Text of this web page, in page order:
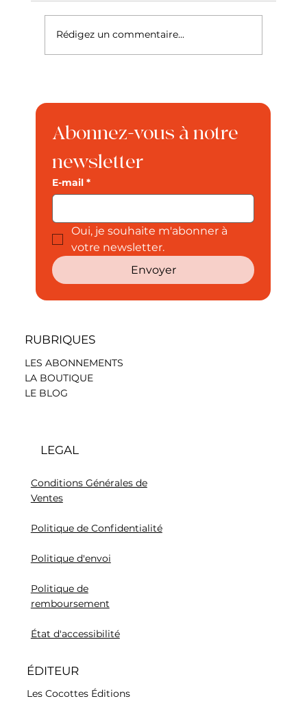
Rédigez un commentaire...
Abonnez-vous à notre
newsletter
E-mail *
Oui, je souhaite m'abonner à
votre newsletter.
Envoyer
RUBRIQUES
LES ABONNEMENTS
LA BOUTIQUE
LE BLOG
LEGAL
Conditions Générales de
Ventes
Politique de Confidentialité
Politique d'envoi
Politique de
remboursement
État d'accessibilité
ÉDITEUR
Les Cocottes Éditions